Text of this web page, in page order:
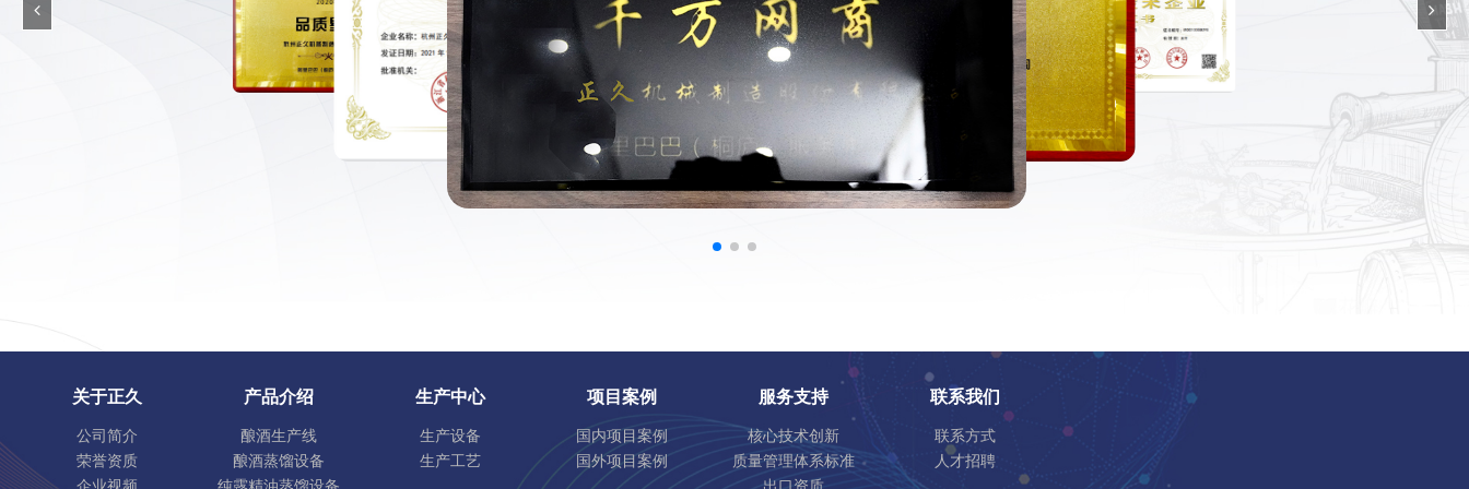
关于正久
公司简介
荣誉资质
产品介绍
酿酒生产线
酿酒蒸馏设备
生产中心
生产设备
生产工艺
项目案例
国内项目案例
国外项目案例
服务支持
核心技术创新
质量管理体系标准
联系我们
联系方式
人才招聘